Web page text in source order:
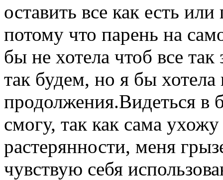
оставить все как есть
потому что парень на
бы не хотела чтоб все
так будем, но я бы хотела
продолжения.Видеться в
смогу, так как сама
растерянности, меня
чувствую себя